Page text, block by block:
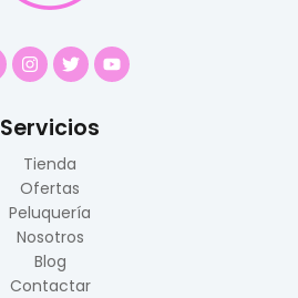
Servicios
Tienda
Ofertas
Peluquería
Nosotros
Blog
Contactar